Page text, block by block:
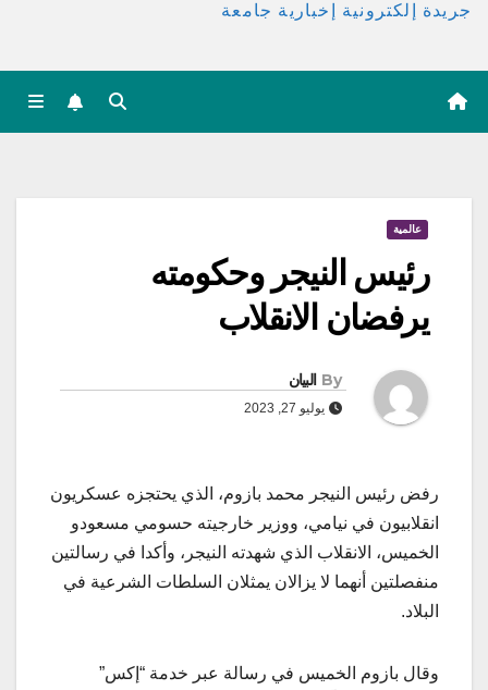
جريدة إلكترونية إخبارية جامعة
عالمية
رئيس النيجر وحكومته
يرفضان الانقلاب
By البيان
يوليو 27, 2023
رفض رئيس النيجر محمد بازوم، الذي يحتجزه عسكريون
انقلابيون في نيامي، ووزير خارجيته حسومي مسعودو
الخميس، الانقلاب الذي شهدته النيجر، وأكدا في رسالتين
منفصلتين أنهما لا يزالان يمثلان السلطات الشرعية في
البلاد.
وقال بازوم الخميس في رسالة عبر خدمة “إكس”